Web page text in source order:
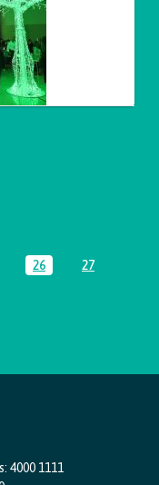
Usar ABA
Página
26 Página
27
navegar.
4000 1111